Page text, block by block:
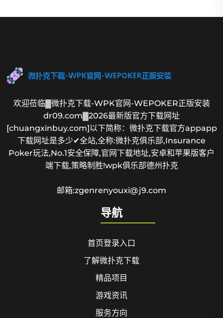
欢迎莅临▓微扑克下载-WPK官网-WEPOKER正版安装
dr09.com▓2026最新版官方下载网址
[chuangxinbuy.com]以下简称：微扑克下载官方appapp
下载网址是多少✔全站,全称:微扑克俱乐部,Insurance
Poker玩法,No.1安全保障,官网下载地址,安卓和苹果版客户
端下载,策略制胜!wpk俱乐部德州扑克
邮箱:zgenrenyouxi@j9.com
导航
首页登录入口
了解微扑克下载
精品项目
游戏资讯
服务方向